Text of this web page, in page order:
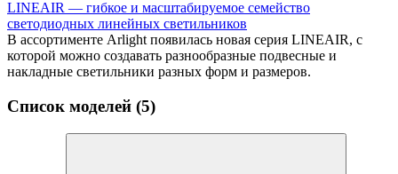
LINEAIR — гибкое и масштабируемое семейство
светодиодных линейных светильников
В ассортименте Arlight появилась новая серия LINEAIR, с
которой можно создавать разнообразные подвесные и
накладные светильники разных форм и размеров.
Список моделей (5)